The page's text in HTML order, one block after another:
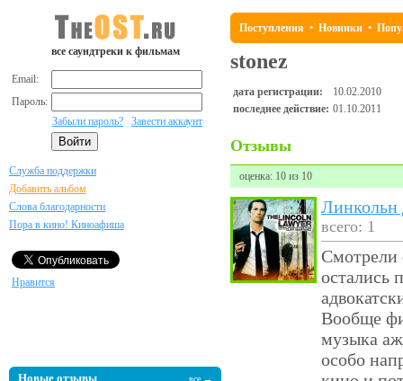
все саундтреки к фильмам
Email:
Пароль:
Забыли пароль?
Завести аккаунт
Служба поддержки
Добавить альбом
Слова благодарности
Пора в кино! Киноафиша
Нравится
Новые отзывы все →
Поступления • Новинки •
stonez
дата регистрации:
10.02.2010
последнее действие: 01.10.2011
Отзывы
оценка: 10 из 10
Линкольн
всего: 1
Смотрели
остались
Вообще
музыка
особо